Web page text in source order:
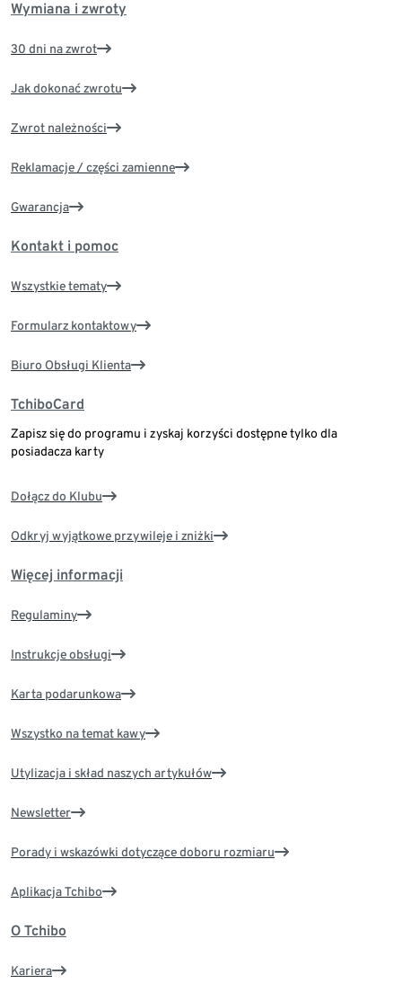
Wymiana i zwroty
30 dni na zwrot
Jak dokonać zwrotu
Zwrot należności
Reklamacje / części zamienne
Gwarancja
Kontakt i pomoc
Wszystkie tematy
Formularz kontaktowy
Biuro Obsługi Klienta
TchiboCard
Zapisz się do programu i zyskaj korzyści dostępne tylko dla
posiadacza karty
Dołącz do Klubu
Odkryj wyjątkowe przywileje i zniżki
Więcej informacji
Regulaminy
Instrukcje obsługi
Karta podarunkowa
Wszystko na temat kawy
Utylizacja i skład naszych artykułów
Newsletter
Porady i wskazówki dotyczące doboru rozmiaru
Aplikacja Tchibo
O Tchibo
Kariera